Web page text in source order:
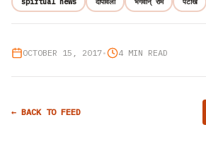
OCTOBER 15, 2017• 4 MIN READ
← BACK TO FEED